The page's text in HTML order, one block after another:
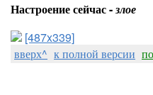
Настроение сейчас -злое
[487x339]
вверх^ к полной версии